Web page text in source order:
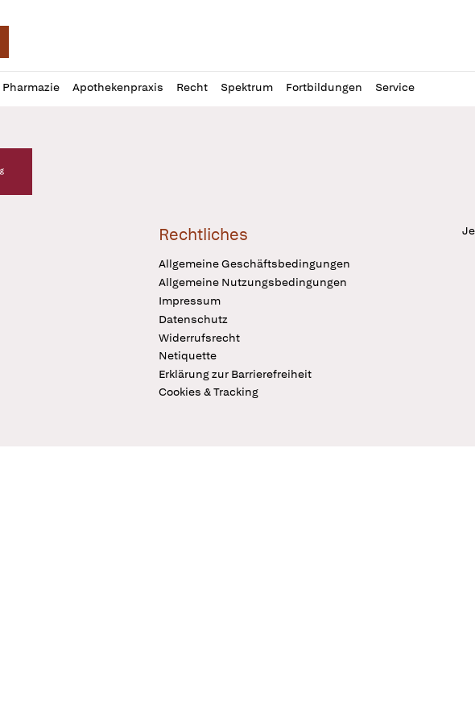
Pharmazie Apothekenpraxis Recht Spektrum Fortbildungen Service
Verlag Logo
Rechtliches
Allgemeine Geschäftsbedingungen
Allgemeine Nutzungsbedingungen
Impressum
Datenschutz
Widerrufsrecht
Netiquette
Erklärung zur Barrierefreiheit
Cookies & Tracking